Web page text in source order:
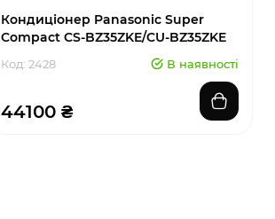
Кондиціонер Panasonic Super
Compact CS-BZ35ZKE/CU-BZ35ZKE
Код: 2428 В наявності
44100 ₴